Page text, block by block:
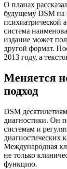
О планах
будущему DSM на
психиатрической
система
издание может
другой формат.
2013 году, а
Меняется
подход
DSM
диагностики. Он
системам и
диагностических
Международная
не только
функцию.